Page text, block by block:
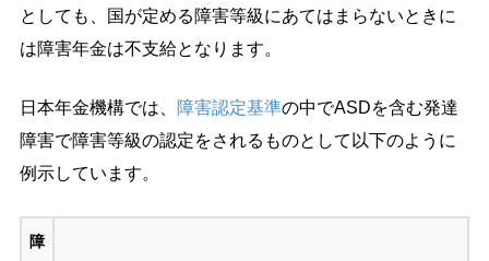
としても、国が定める障害等級にあてはまらないときに
は障害年金は不支給となります。
日本年金機構では、 障害認定基準の中でASDを含む発達
障害で障害等級の認定をされるものとして以下のように
例示しています。
障